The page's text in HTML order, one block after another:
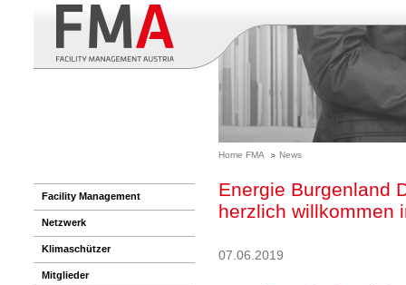
Home FMA News
Facility Management
Netzwerk
Klimaschützer
Mitglieder
Energie Burgenland
herzlich willkommen
07.06.2019